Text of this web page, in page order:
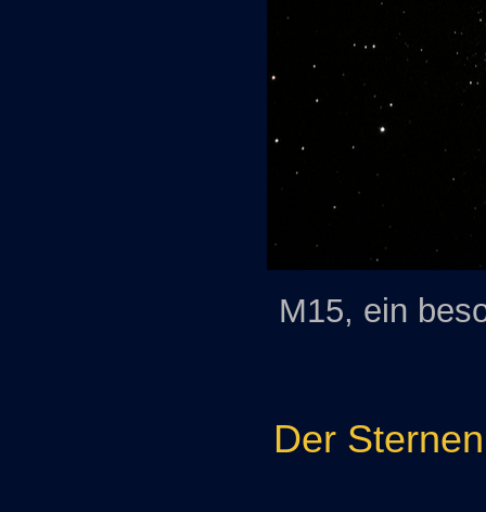
M15, ein
Der